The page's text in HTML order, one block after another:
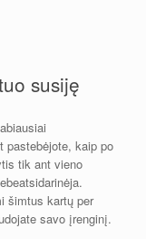
susiję
pastebėjote, kaip po
tik ant vieno
šimtus kartų per
savo įrenginį.